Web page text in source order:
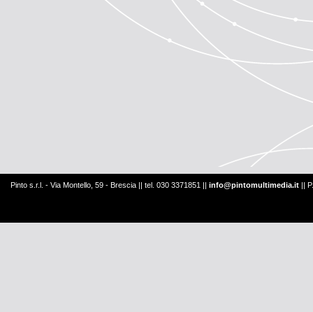
Pinto s.r.l. - Via Montello, 59 - Brescia || tel. 030 3371851 || info@pintomultimedia.it ||